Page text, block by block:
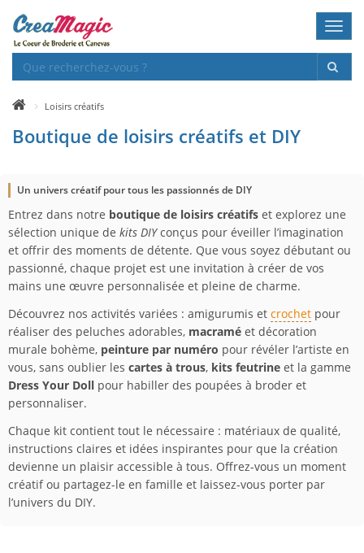
Loisirs créatifs
Boutique de loisirs créatifs et DIY
Un univers créatif pour tous les passionnés de DIY
Entrez dans notre boutique de loisirs créatifs et explorez une
sélection unique de kits DIYconçus pour éveiller l’imagination
et offrir des moments de détente. Que vous soyez débutant ou
passionné, chaque projet est une invitation à créer de vos
mains une œuvre personnalisée et pleine de charme.
Découvrez nos activités variées : amigurumis et crochet pour
réaliser des peluches adorables, macramé et décoration
murale bohème, peinture par numéro pour révéler l’artiste en
vous, sans oublier les cartes à trous, kits feutrine et la gamme
Dress Your Doll pour habiller des poupées à broder et
personnaliser.
Chaque kit contient tout le nécessaire : matériaux de qualité,
instructions claires et idées inspirantes pour que la création
devienne un plaisir accessible à tous. Offrez-vous un moment
créatif ou partagez-le en famille et laissez-vous porter par
l’univers du DIY.